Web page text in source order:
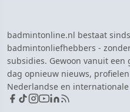
badmintonline.nl bestaat
badmintonliefhebbers -
subsidies. Gewoon vanuit een
dag opnieuw nieuws,
Nederlandse en